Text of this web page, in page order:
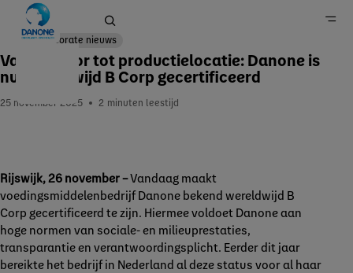
Home
25 november 2025 2 minuten leestijd
Van kantoor tot productielocatie: Danone is
nu wereldwijd B Corp gecertificeerd
Corporate nieuws
Rijswijk, 26 november –Vandaag maakt
voedingsmiddelenbedrijf Danone bekend wereldwijd B
Corp gecertificeerd te zijn. Hiermee voldoet Danone aan
hoge normen van sociale- en milieuprestaties,
transparantie en verantwoordingsplicht. Eerder dit jaar
bereikte het bedrijf in Nederland al deze status voor al haar